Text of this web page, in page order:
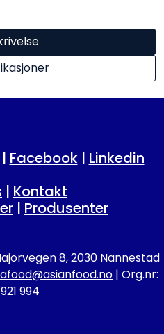
Facebook| Linkedin
| Kontakt
| Produsenter
8, 2030 Nannestad
afood@asianfood.no | Org.nr:
994